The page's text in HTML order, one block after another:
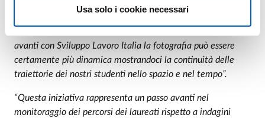
Usa solo i cookie necessari
avanti con Sviluppo Lavoro Italia la fotografia può essere
certamente più dinamica mostrandoci la continuità delle
traiettorie dei nostri studenti nello spazio e nel tempo”.
“Questa iniziativa rappresenta un passo avanti nel
monitoraggio dei percorsi dei laureati rispetto a indagini